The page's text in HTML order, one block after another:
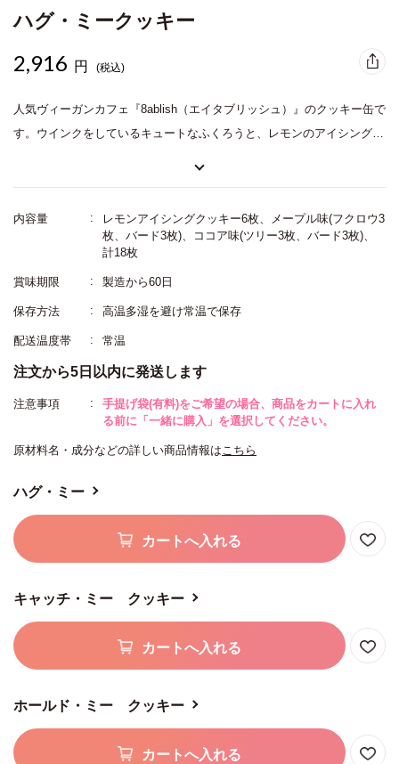
ハグ・ミークッキー
2,916 円 (税込)
人気ヴィーガンカフェ『8ablish（エイタブリッシュ）』のクッキー缶で
す。ウインクをしているキュートなふくろうと、レモンのアイシングク
感に、シンプルながら優しい味わいで、可愛いイラストが描かれた缶も
魅力。大切な方への贈り物におすすめです。
内容量
レモンアイシングクッキー6枚、メープル味(フクロウ3
枚、バード3枚)、ココア味(ツリー3枚、バード3枚)、
計18枚
賞味期限 製造から60日
保存方法 高温多湿を避け常温で保存
配送温度帯 常温
注文から5日以内に発送します
注意事項
手提げ袋(有料)をご希望の場合、商品をカートに入れ
る前に「一緒に購入」を選択してください。
原材料名・成分などの詳しい商品情報はこちら
ハグ・ミー
カートへ入れる
キャッチ・ミー クッキー
カートへ入れる
ホールド・ミー クッキー
カートへ入れる